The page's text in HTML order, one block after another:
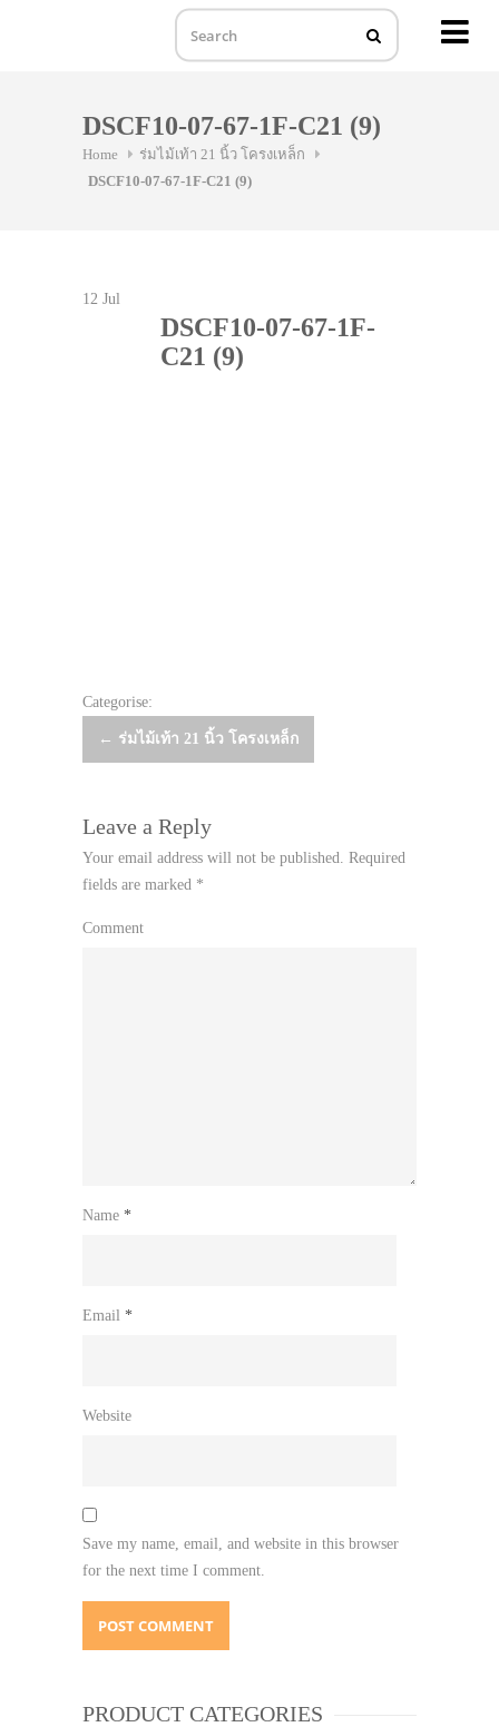
DSCF10-07-67-1F-C21 (9)
Home
ร่มไม้เท้า 21 นิ้ว โครงเหล็ก
DSCF10-07-67-1F-C21 (9)
12 Jul
DSCF10-07-67-1F-
C21 (9)
Categorise:
Post
← ร่มไม้เท้า 21 นิ้ว โครงเหล็ก
Leave a Reply
Your email address will not be published. Required
fields are marked *
Comment
Name *
Email *
Website
Save my name, email, and website in this browser
for the next time I comment.
PRODUCT CATEGORIES